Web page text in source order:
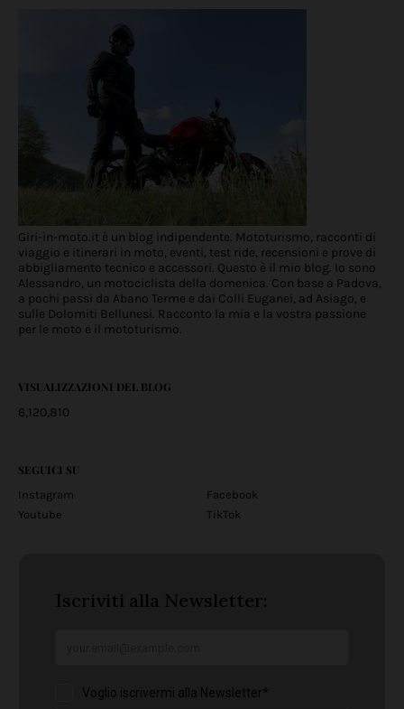
Giri-in-moto.it è un blog indipendente. Mototurismo, racconti di
viaggio e itinerari in moto, eventi, test ride, recensioni e prove di
abbigliamento tecnico e accessori. Questo è il mio blog. Io sono
Alessandro, un motociclista della domenica. Con base a Padova,
a pochi passi da Abano Terme e dai Colli Euganei, ad Asiago, e
sulle Dolomiti Bellunesi. Racconto la mia e la vostra passione
per le moto e il mototurismo.
VISUALIZZAZIONI DEL BLOG
6,120,810
SEGUICI SU
Instagram
Facebook
Youtube
TikTok